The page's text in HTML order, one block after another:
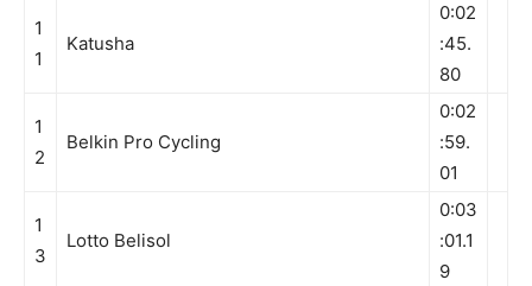
1
1
Katusha
0:02
:45.
80
1
2
Belkin Pro Cycling
0:02
:59.
01
1
3
Lotto Belisol
0:03
:01.1
9